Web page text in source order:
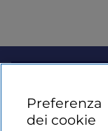
Link Utili
dei cookie